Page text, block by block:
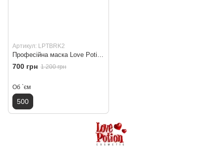
Артикул: LPTBRK2
700 грн 1 200 грн
Об `єм
500